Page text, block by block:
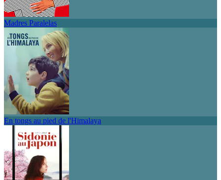
Madres Paralelas
En tongs au pied de l'Himalaya